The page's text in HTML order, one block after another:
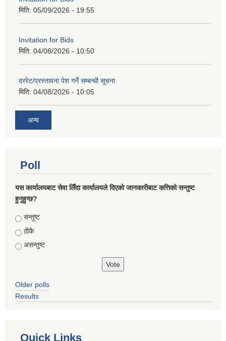
मिति: 05/09/2026 - 19:55
Invitation for Bids
मिति: 04/08/2026 - 10:50
दररेट/प्रस्तावना पेश गर्ने सम्बन्धी सूचना
मिति: 04/08/2026 - 10:05
अन्य
Poll
यस कार्यालयबाट सेवा लिँदा कार्यालयले दिएको जानकारीबाट कत्तिको सन्तुष्ट
हुनुहुन्छ?
Choices
सन्तुष्ट
ठीकै
असन्तुष्ट
Older polls
Results
Quick Links